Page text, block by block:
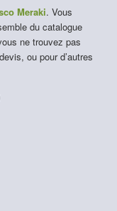
Meraki. Vous
du catalogue
ne trouvez pas
ou pour d’autres